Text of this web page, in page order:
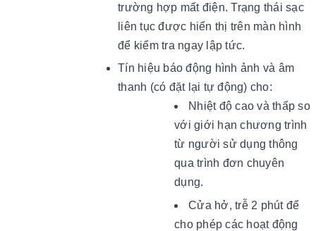
trường hợp mất điện. Trạng thái sạc
liên tục được hiển thị trên màn hình
để kiểm tra ngay lập tức.
Tín hiệu báo động hình ảnh và âm
thanh (có đặt lại tự động) cho:
Nhiệt độ cao và thấp so
với giới hạn chương trình
từ người sử dụng thông
qua trình đơn chuyên
dụng.
Cửa hở, trễ 2 phút để
cho phép các hoạt động